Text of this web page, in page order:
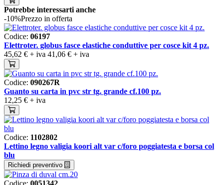
Potrebbe interessarti anche
-10%Prezzo in offerta
Codice: 06197
Elettroter. globus fasce elastiche conduttive per cosce kit 4 pz.
45,62 € + iva 41,06 € + iva
Codice: 090267R
Guanto su carta in pvc str tg. grande cf.100 pz.
12,25 € + iva
Codice: 1102802
Lettino legno valigia koori alt var c/foro poggiatesta e borsa col
blu
Richiedi preventivo
Codice: 0051342